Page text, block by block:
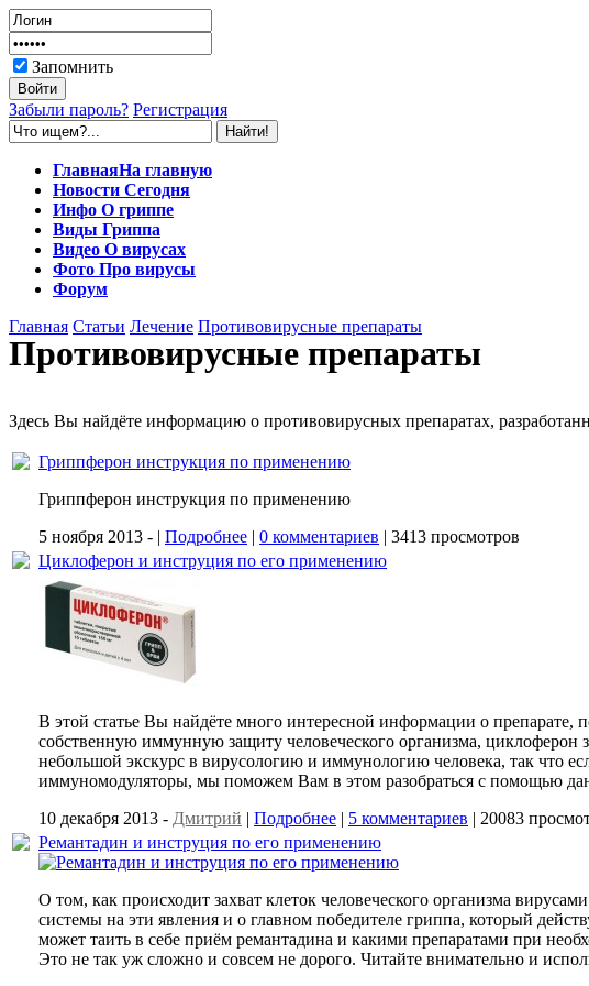
Запомнить
Забыли пароль? Регистрация
ГлавнаяНа главную
Новости Сегодня
Инфо О гриппе
Виды Гриппа
Видео О вирусах
Фото Про вирусы
Форум
Главная Статьи Лечение Противовирусные препараты
Противовирусные препараты
Здесь Вы найдёте информацию о противовирусных препаратах,
Гриппферон инструкция по применению
Гриппферон инструкция по применению
5 ноября 2013 - | Подробнее | 0 комментариев | 3413 просмотров
Циклоферон и инструция по его применению
В этой статье Вы найдёте много интересной информации о
собственную иммунную защиту человеческого организма, циклоферон
небольшой экскурс в вирусологию и иммунологию человека, так что
иммуномодуляторы, мы поможем Вам в этом разобраться с помощью
10 декабря 2013 - Дмитрий | Подробнее | 5 комментариев | 20083
Ремантадин и инструция по его применению
О том, как происходит захват клеток человеческого организма
системы на эти явления и о главном победителе гриппа, который
может таить в себе приём ремантадина и какими препаратами при
Это не так уж сложно и совсем не дорого. Читайте внимательно и